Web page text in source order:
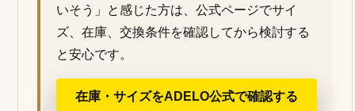
いそう」と感じた方は、公式ページでサイ
ズ、在庫、交換条件を確認してから検討する
と安心です。
在庫・サイズをADELO公式で確認する